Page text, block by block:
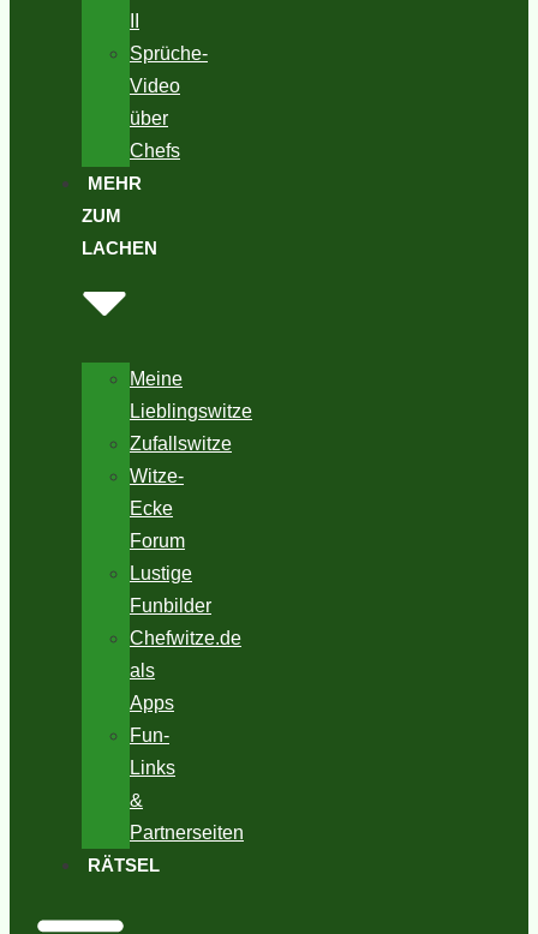
Sprüche-
Video
über
Chefs
MEHR
ZUM
LACHEN
Meine
Lieblingswitze
Zufallswitze
Witze-
Ecke
Forum
Lustige
Funbilder
Chefwitze.de
als
Apps
Fun-
Links
&
Partnerseiten
RÄTSEL